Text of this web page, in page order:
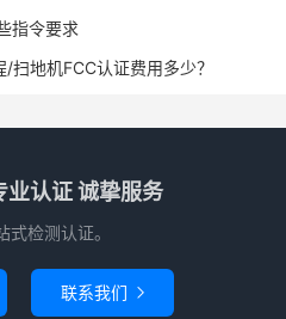
指令要求
扫地机FCC认证费用多少？
业认证 诚挚服务
式检测认证。
联系我们 